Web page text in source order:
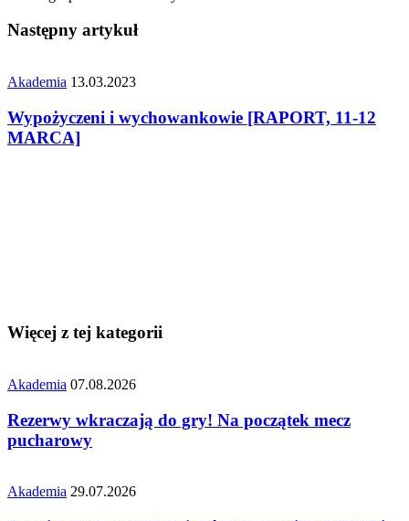
Następny artykuł
Akademia 13.03.2023
Wypożyczeni i wychowankowie [RAPORT, 11-12
MARCA]
Więcej z tej kategorii
Akademia 07.08.2026
Rezerwy wkraczają do gry! Na początek mecz
pucharowy
Akademia 29.07.2026